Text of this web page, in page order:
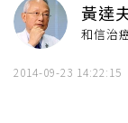
黃達
和信治
2014-09-23 14:22:15